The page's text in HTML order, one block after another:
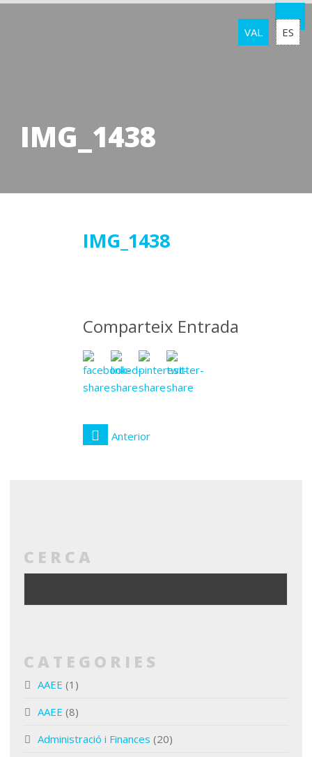
VAL ES
IMG_1438
IMG_1438
Comparteix Entrada
Anterior
CERCA
CATEGORIES
AAEE (1)
AAEE (8)
Administració i Finances (20)